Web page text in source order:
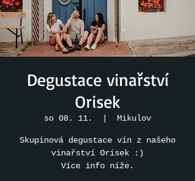
Degustace vinařství
Orisek
so 08. 11. Mikulov
Skupinová degustace vín z našeho
vinařství Orisek :)
Více info níže.